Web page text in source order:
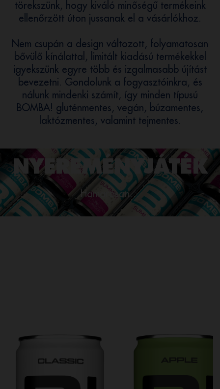
törekszünk, hogy kiváló minőségű termékeink
ellenőrzött úton jussanak el a vásárlókhoz.
Nem csupán a design változott, folyamatosan
bővülő kínálattal, limitált kiadású termékekkel
igyekszünk egyre több és izgalmasabb újítást
bevezetni. Gondolunk a fogyasztóinkra, és
nálunk mindenki számít, így minden típusú
BOMBA! gluténmentes, vegán, búzamentes,
laktózmentes, valamint tejmentes.
NYEREMÉNYJÁTÉK
Hamarosan…